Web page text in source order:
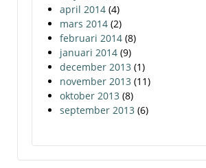
april 2014 (4)
mars 2014 (2)
februari 2014 (8)
januari 2014 (9)
december 2013 (1)
november 2013 (11)
oktober 2013 (8)
september 2013 (6)